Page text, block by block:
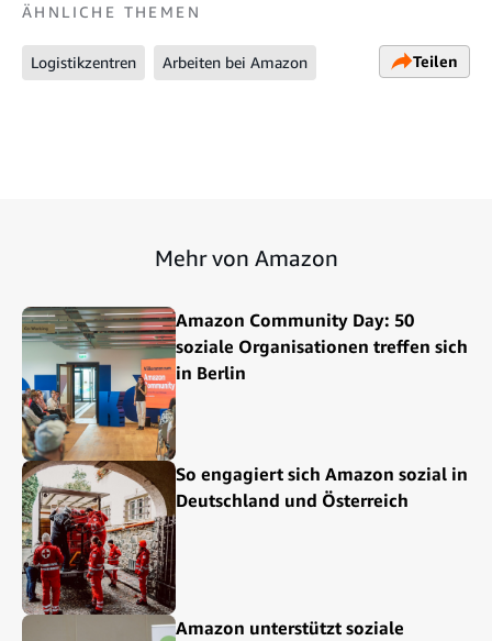
ÄHNLICHE THEMEN
Logistikzentren Arbeiten bei Amazon Teilen
Mehr von Amazon
Amazon Community Day: 50
soziale Organisationen treffen sich
in Berlin
So engagiert sich Amazon sozial in
Deutschland und Österreich
Amazon unterstützt soziale